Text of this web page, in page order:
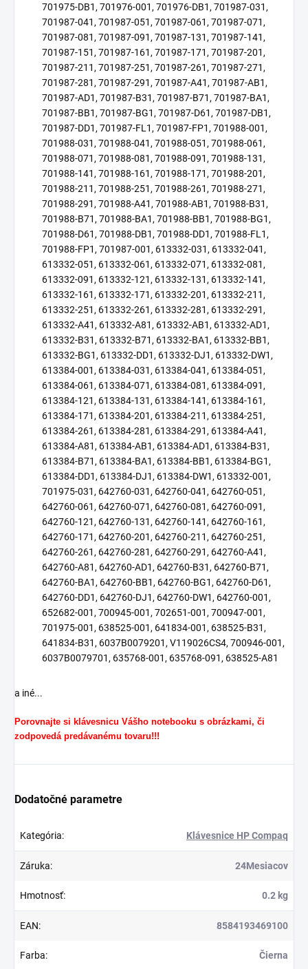
701975-DB1, 701976-001, 701976-DB1, 701987-031,
701987-041, 701987-051, 701987-061, 701987-071,
701987-081, 701987-091, 701987-131, 701987-141,
701987-151, 701987-161, 701987-171, 701987-201,
701987-211, 701987-251, 701987-261, 701987-271,
701987-281, 701987-291, 701987-A41, 701987-AB1,
701987-AD1, 701987-B31, 701987-B71, 701987-BA1,
701987-BB1, 701987-BG1, 701987-D61, 701987-DB1,
701987-DD1, 701987-FL1, 701987-FP1, 701988-001,
701988-031, 701988-041, 701988-051, 701988-061,
701988-071, 701988-081, 701988-091, 701988-131,
701988-141, 701988-161, 701988-171, 701988-201,
701988-211, 701988-251, 701988-261, 701988-271,
701988-291, 701988-A41, 701988-AB1, 701988-B31,
701988-B71, 701988-BA1, 701988-BB1, 701988-BG1,
701988-D61, 701988-DB1, 701988-DD1, 701988-FL1,
701988-FP1, 701987-001, 613332-031, 613332-041,
613332-051, 613332-061, 613332-071, 613332-081,
613332-091, 613332-121, 613332-131, 613332-141,
613332-161, 613332-171, 613332-201, 613332-211,
613332-251, 613332-261, 613332-281, 613332-291,
613332-A41, 613332-A81, 613332-AB1, 613332-AD1,
613332-B31, 613332-B71, 613332-BA1, 613332-BB1,
613332-BG1, 613332-DD1, 613332-DJ1, 613332-DW1,
613384-001, 613384-031, 613384-041, 613384-051,
613384-061, 613384-071, 613384-081, 613384-091,
613384-121, 613384-131, 613384-141, 613384-161,
613384-171, 613384-201, 613384-211, 613384-251,
613384-261, 613384-281, 613384-291, 613384-A41,
613384-A81, 613384-AB1, 613384-AD1, 613384-B31,
613384-B71, 613384-BA1, 613384-BB1, 613384-BG1,
613384-DD1, 613384-DJ1, 613384-DW1, 613332-001,
701975-031, 642760-031, 642760-041, 642760-051,
642760-061, 642760-071, 642760-081, 642760-091,
642760-121, 642760-131, 642760-141, 642760-161,
642760-171, 642760-201, 642760-211, 642760-251,
642760-261, 642760-281, 642760-291, 642760-A41,
642760-A81, 642760-AD1, 642760-B31, 642760-B71,
642760-BA1, 642760-BB1, 642760-BG1, 642760-D61,
642760-DD1, 642760-DJ1, 642760-DW1, 642760-001,
652682-001, 700945-001, 702651-001, 700947-001,
701975-001, 638525-001, 641834-001, 638525-B31,
641834-B31, 6037B0079201, V119026CS4, 700946-001,
6037B0079701, 635768-001, 635768-091, 638525-A81
a iné...
Porovnajte si klávesnicu Vášho notebooku s obrázkami, či
zodpovedá predávanému tovaru!!!
Dodatočné parametre
Kategória: Klávesnice HP Compaq
Záruka: 24Mesiacov
Hmotnosť: 0.2 kg
EAN: 8584193469100
Farba: Čierna